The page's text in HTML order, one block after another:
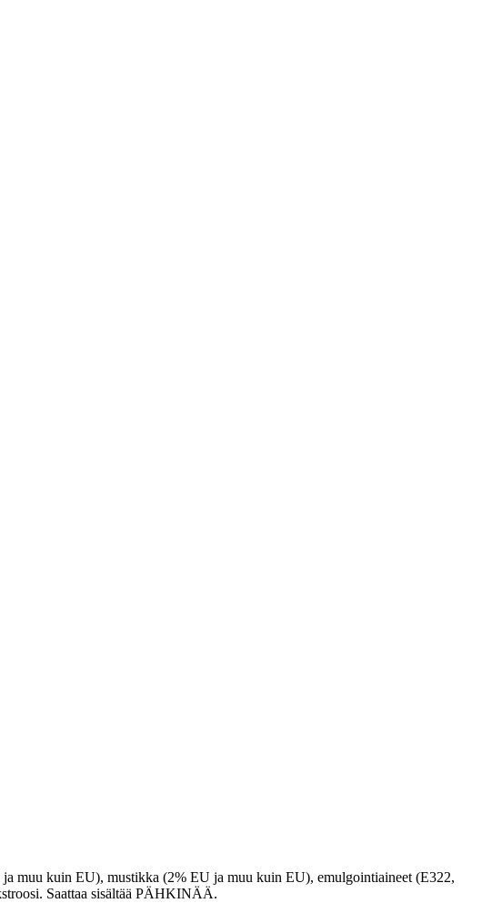
kuin EU), mustikka (2% EU ja muu kuin EU), emulgointiaineet (E322,
Saattaa sisältää PÄHKINÄÄ.